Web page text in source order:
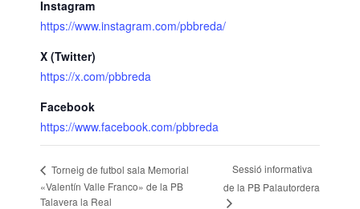
Instagram
https://www.instagram.com/pbbreda/
X (Twitter)
https://x.com/pbbreda
Facebook
https://www.facebook.com/pbbreda
Torneig de futbol sala Memorial
«Valentín Valle Franco» de la PB
Talavera la Real
Sessió informativa
de la PB Palautordera